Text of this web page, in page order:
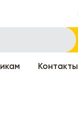
Контакты